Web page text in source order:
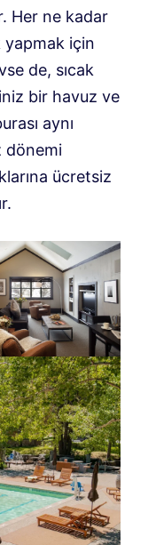
Her ne kadar
yapmak için
de, sıcak
bir havuz ve
aynı
dönemi
ücretsiz